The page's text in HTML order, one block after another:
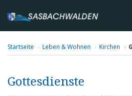
Startseite Leben & Wohnen Kirchen
Gottesdienste